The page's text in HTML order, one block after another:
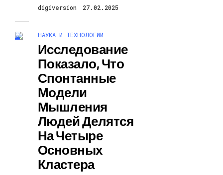
digiversion 27.02.2025
НАУКА И ТЕХНОЛОГИИ
Исследование
Показало, Что
Спонтанные
Модели
Мышления
Людей Делятся
На Четыре
Основных
Кластера